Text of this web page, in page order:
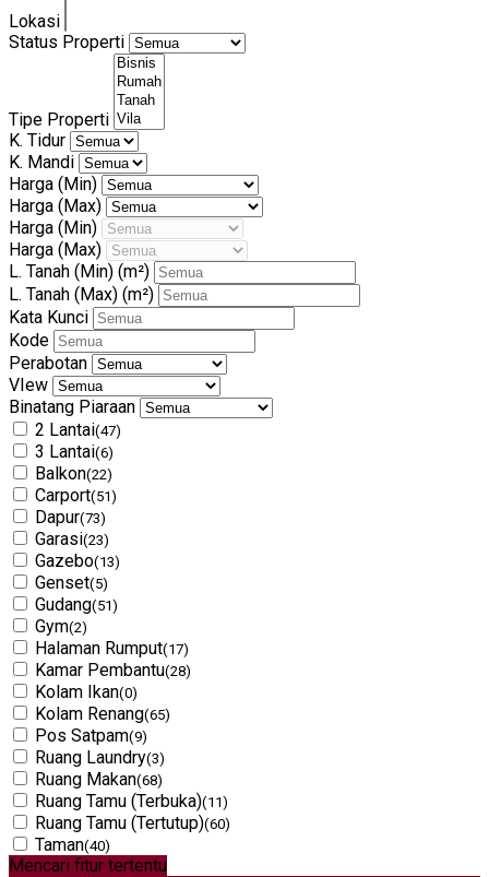
Lokasi
Status Properti
Tipe Properti
K. Tidur
K. Mandi
Harga (Min)
Harga (Max)
Harga (Min)
Harga (Max)
L. Tanah (Min) (m²)
L. Tanah (Max) (m²)
Kata Kunci
Kode
Perabotan
VIew
Binatang Piaraan
2 Lantai(47)
3 Lantai(6)
Balkon(22)
Carport(51)
Dapur(73)
Garasi(23)
Gazebo(13)
Genset(5)
Gudang(51)
Gym(2)
Halaman Rumput(17)
Kamar Pembantu(28)
Kolam Ikan(0)
Kolam Renang(65)
Pos Satpam(9)
Ruang Laundry(3)
Ruang Makan(68)
Ruang Tamu (Terbuka)(11)
Ruang Tamu (Tertutup)(60)
Taman(40)
Mencari fitur tertentu